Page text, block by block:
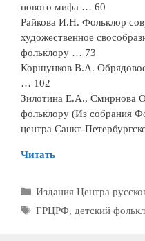
нового мифа … 60
Райкова И.Н. Фольклор
художественное
фольклору … 73
Коршунков В.А. Обрядовое
… 102
Зилотина Е.А., Смирнова
фольклору (Из собрания
центра Санкт-
Читать
Рубрики
Издания Центра
Метки
ГРЦРФ, детский